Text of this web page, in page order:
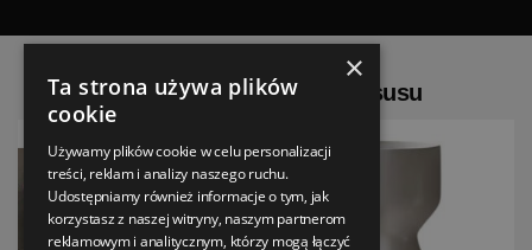
Popularne w Strefie Luksusu
×
Ta strona używa plików
cookie
Używamy plików cookie w celu personalizacji
treści, reklam i analizy naszego ruchu.
Udostępniamy również informacje o tym, jak
korzystasz z naszej witryny, naszym partnerom
reklamowym i analitycznym, którzy mogą łączyć